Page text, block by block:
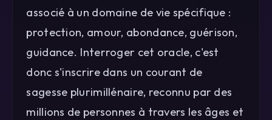
associé à un domaine de vie spécifique :
protection, amour, abondance, guérison,
guidance. Interroger cet oracle, c'est
donc s'inscrire dans un courant de
sagesse plurimillénaire, reconnu par des
millions de personnes à travers les âges et